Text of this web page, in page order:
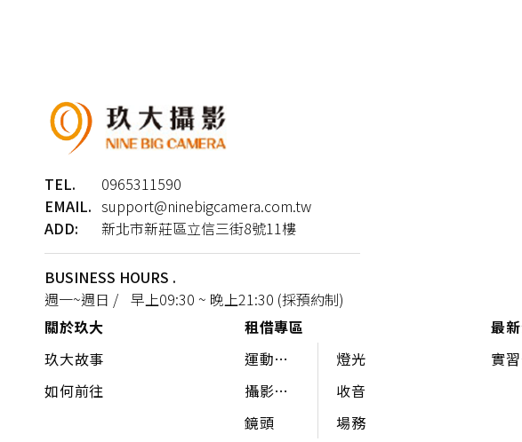
TEL.
0965311590
EMAIL. support@ninebigcamera.com.tw
ADD:
新北市新莊區立信三街8號11樓
BUSINESS HOURS .
週一~週日 / 早上09:30 ~ 晚上21:30 (採預約制)
關於玖大
玖大故事
如何前往
租借專區
運動相
機 /
360°
攝影機 /
相機
鏡頭
燈光
收音
場務
最
實